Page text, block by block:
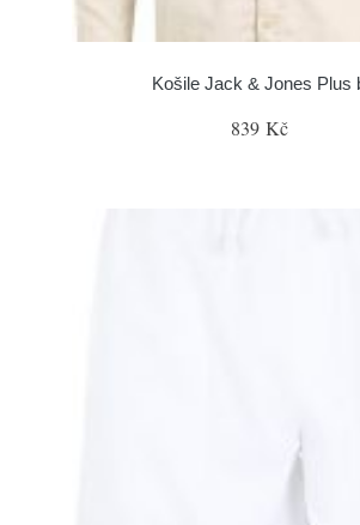
Košile Jack & Jones Plus
839 Kč